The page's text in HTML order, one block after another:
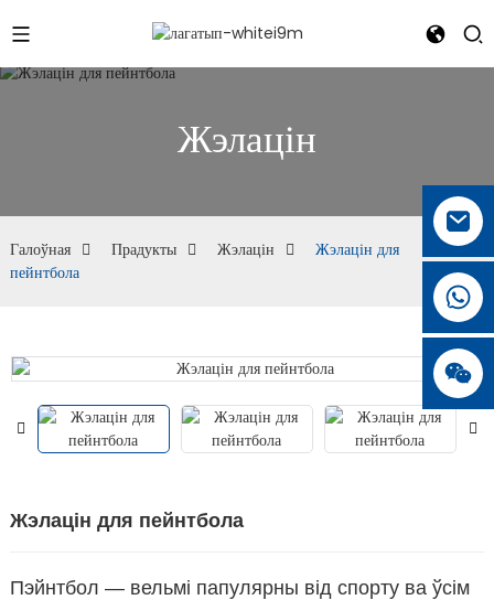
Жэлацін
Галоўная Прадукты Жэлацін
Жэлацін для
пейнтбола
Жэлацін для пейнтбола
Пэйнтбол — вельмі папулярны від спорту ва ўсім